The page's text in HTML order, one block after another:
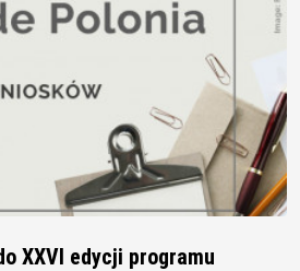
XXVI edycji programu